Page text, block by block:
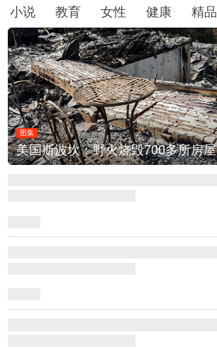
小说
教育 女性 健康 精品
图集
美国斯波坎：野火烧毁700多所房屋